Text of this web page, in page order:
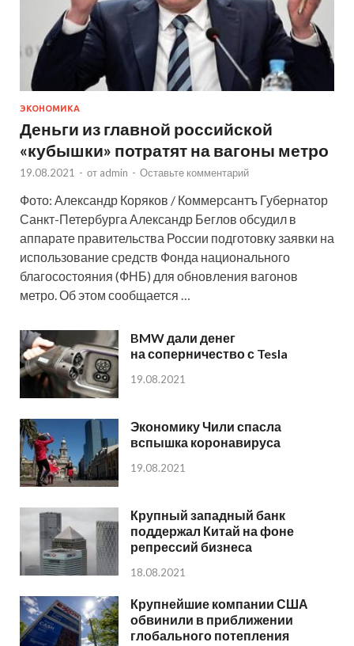
ЭКОНОМИКА
Деньги из главной российской
«кубышки» потратят на вагоны метро
19.08.2021 - от admin - Оставьте комментарий
Фото: Александр Коряков / Коммерсантъ Губернатор
Санкт-Петербурга Александр Беглов обсудил в
аппарате правительства России подготовку заявки на
использование средств Фонда национального
благосостояния (ФНБ) для обновления вагонов
метро. Об этом сообщается …
BMW дали денег
на соперничество с Tesla
19.08.2021
Экономику Чили спасла
вспышка коронавируса
19.08.2021
Крупный западный банк
поддержал Китай на фоне
репрессий бизнеса
18.08.2021
Крупнейшие компании США
обвинили в приближении
глобального потепления